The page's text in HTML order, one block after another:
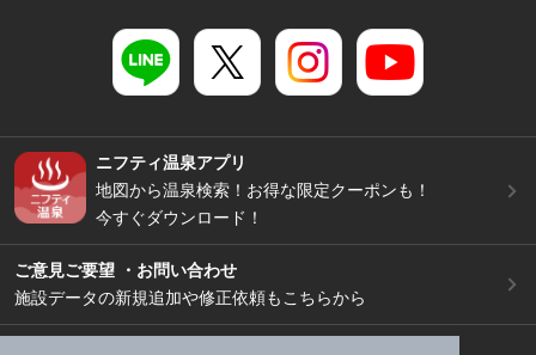
ニフティ温泉アプリ
地図から温泉検索！お得な限定クーポンも！
今すぐダウンロード！
ご意見ご要望 ・お問い合わせ
施設データの新規追加や修正依頼もこちらから